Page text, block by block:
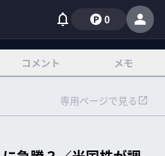
0
コメント メモ
専用ページで見る